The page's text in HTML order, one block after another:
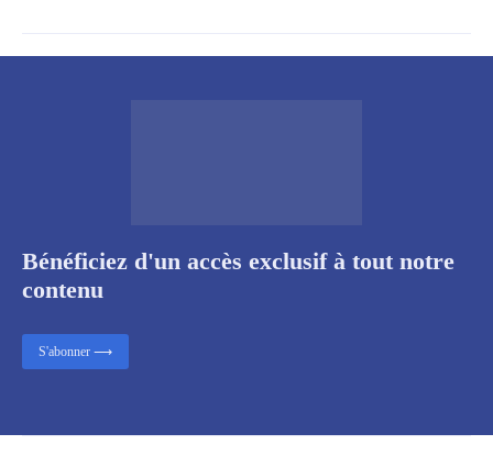
Bénéficiez d'un accès exclusif à tout notre
contenu
S'abonner ⟶